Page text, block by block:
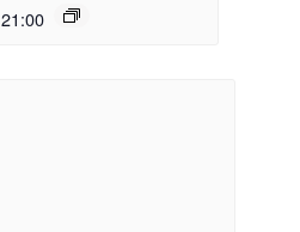
21:00